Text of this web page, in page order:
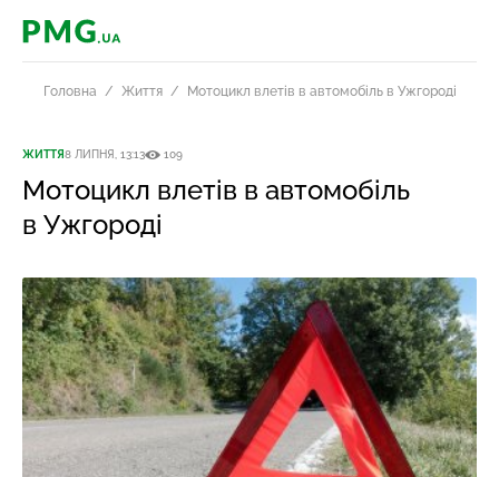
PMG.ua
Головна Життя Мотоцикл влетів в автомобіль в Ужгороді
ЖИТТЯ8 ЛИПНЯ, 13:13 109
Мотоцикл влетів в автомобіль
в Ужгороді